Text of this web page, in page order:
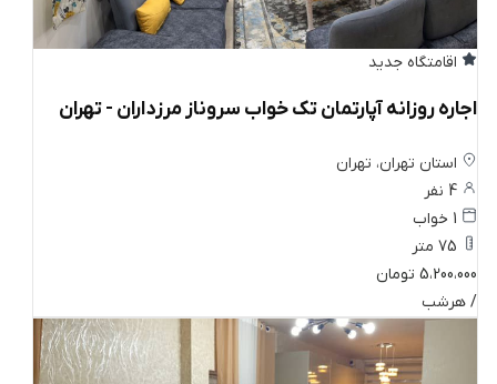
اقامتگاه جدید
اجاره روزانه آپارتمان تک خواب سروناز مرزداران - تهران
استان تهران، تهران
5،200،000 تومان
/ هرشب